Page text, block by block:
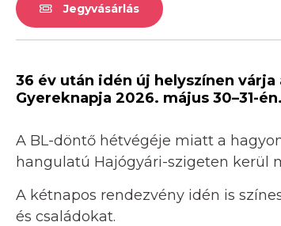
Jegyvásárlás
36 év után idén új helyszínen
Gyereknapja 2026. május 30–31-én.
A BL-döntő hétvégéje miatt a
hangulatú Hajógyári-szigeten kerül
A kétnapos rendezvény idén is
és családokat.